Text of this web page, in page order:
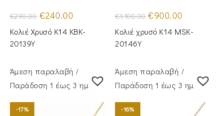
€290.00 Original
price
was:
€290.00.
€240.00
τιμή
είναι:
Κολιέ Χρυσό Κ14 KBK-
20139Y
€1,100.00 Original
price
was:
€1,100.00.
€900.00
τιμή
είναι:
Κολιέ χρυσό Κ14 MSK-
20146Y
Άμεση παραλαβή /
Παράδoση 1 έως 3 ημέρες
-17%
Άμεση παραλαβή /
Παράδoση 1 έως 3 ημέρες
-16%